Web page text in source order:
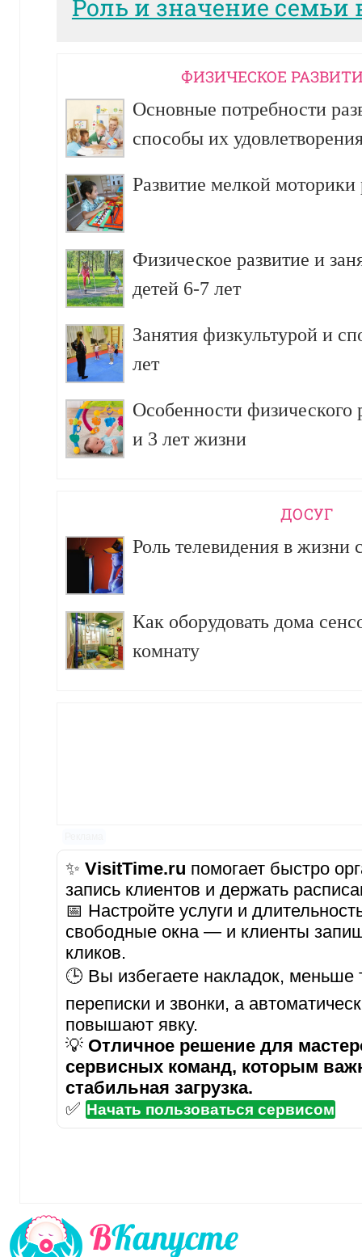
Роль и значение семьи
ФИЗИЧЕСКОЕ
Основные потребности
способы их
Развитие мелкой моторики
Физическое развитие и
детей 6-7 лет
Занятия физкультурой и
лет
Особенности физического
и 3 лет жизни
ДОСУГ
Роль телевидения в жизни
Как оборудовать дома
комнату
✨ VisitTime.ru помогает быстро
запись клиентов и держать
📅 Настройте услуги и
свободные окна — и клиенты
кликов.
🕒 Вы избегаете накладок, меньше
переписки и звонки, а
повышают явку.
💡 Отличное решение для
сервисных команд, которым
стабильная загрузка.
✅ Начать пользоваться сервисом